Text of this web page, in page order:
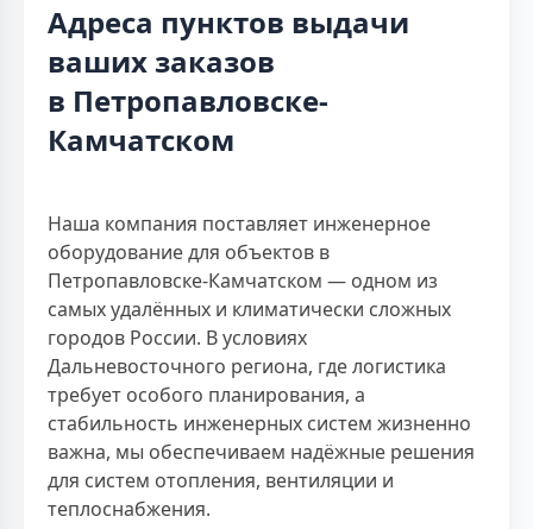
Адреса пунктов выдачи
ваших заказов
в Петропавловске-
Камчатском
Наша компания поставляет инженерное
оборудование для объектов в
Петропавловске-Камчатском — одном из
самых удалённых и климатически сложных
городов России. В условиях
Дальневосточного региона, где логистика
требует особого планирования, а
стабильность инженерных систем жизненно
важна, мы обеспечиваем надёжные решения
для систем отопления, вентиляции и
теплоснабжения.